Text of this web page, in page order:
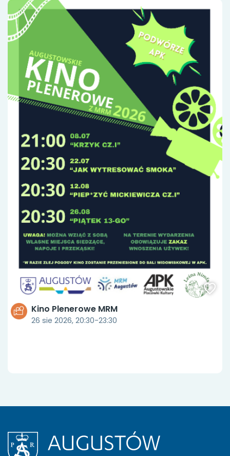
Kino Plenerowe MRM
26 sie 2026, 20:30-23:30